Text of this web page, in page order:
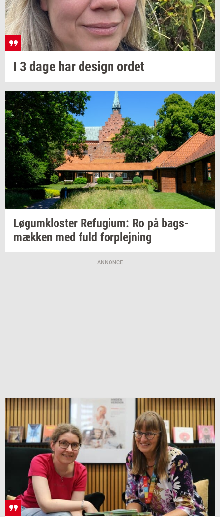
I 3 dage harde­sign ordet
Løgum­klo­ster Re­fu­gi­um: Ro på bags­
mæk­ken med fuld for­plej­ning
ANNONCE